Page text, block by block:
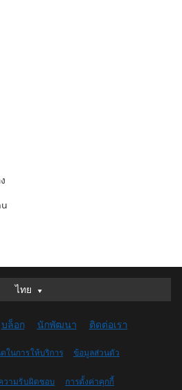
ไทย
ไทย
English (UK)
English (US)
(Canada)
บล็อก นักพัฒนา ติดต่อเรา
ในการให้บริการ ข้อมูลส่วนตัว
วามรับผิดชอบ การตั้งค่าคุกกี้